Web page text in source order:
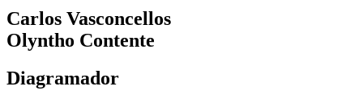
Carlos Vasconcellos
Olyntho Contente
Diagramador